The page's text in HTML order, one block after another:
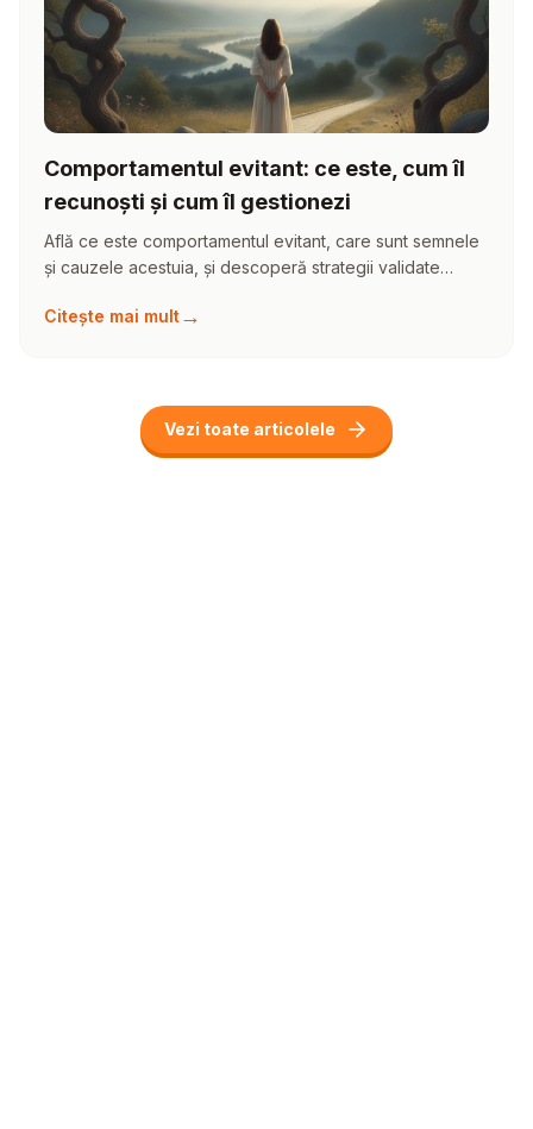
Comportamentul evitant: ce este, cum îl
recunoști și cum îl gestionezi
Află ce este comportamentul evitant, care sunt semnele
și cauzele acestuia, și descoperă strategii validate
Citește mai mult→
Vezi toate articolele